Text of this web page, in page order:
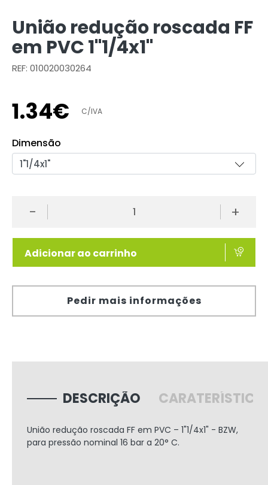
União redução roscada FF
em PVC 1"1/4x1"
REF: 010020030264
1.34€ C/IVA
Dimensão
- +
Adicionar ao carrinho
Pedir mais informações
DESCRIÇÃO
União redução roscada FF em PVC – 1"1/4x1" - BZW,
para pressão nominal 16 bar a 20° C.